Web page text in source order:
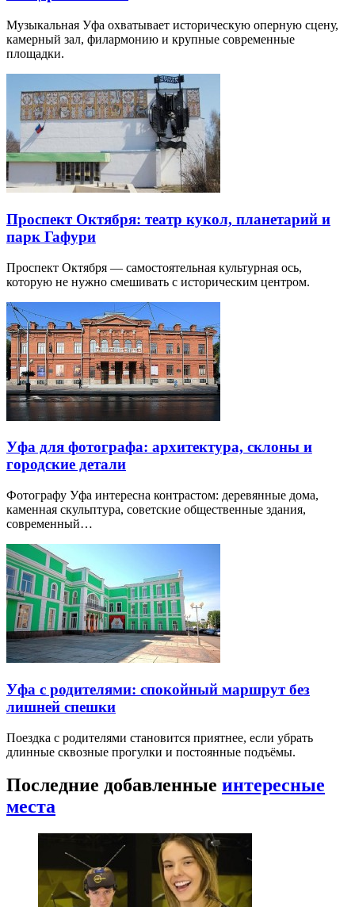
Музыкальная Уфа охватывает историческую оперную сцену,
камерный зал, филармонию и крупные современные
площадки.
Проспект Октября: театр кукол, планетарий и
парк Гафури
Проспект Октября — самостоятельная культурная ось,
которую не нужно смешивать с историческим центром.
Уфа для фотографа: архитектура, склоны и
городские детали
Фотографу Уфа интересна контрастом: деревянные дома,
каменная скульптура, советские общественные здания,
современный…
Уфа с родителями: спокойный маршрут без
лишней спешки
Поездка с родителями становится приятнее, если убрать
длинные сквозные прогулки и постоянные подъёмы.
Последние добавленные интересные
места